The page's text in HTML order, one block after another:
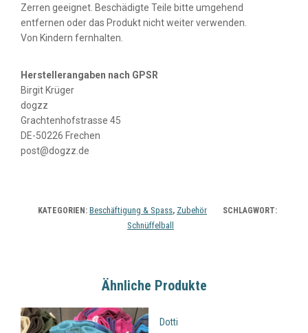
Zerren geeignet. Beschädigte Teile bitte umgehend
entfernen oder das Produkt nicht weiter verwenden.
Von Kindern fernhalten.
Herstellerangaben nach GPSR
Birgit Krüger
dogzz
Grachtenhofstrasse 45
DE-50226 Frechen
post@dogzz.de
KATEGORIEN: Beschäftigung & Spass, Zubehör SCHLAGWORT:
Schnüffelball
Ähnliche Produkte
Dotti